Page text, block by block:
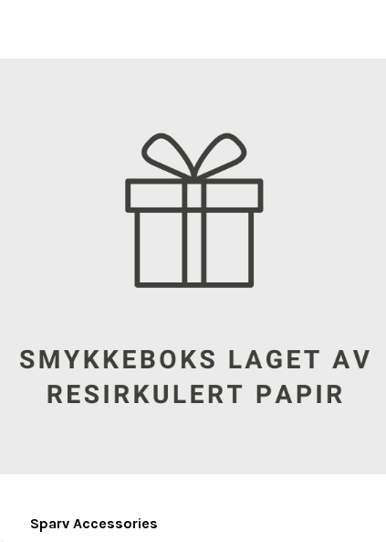
Sparv Accessories